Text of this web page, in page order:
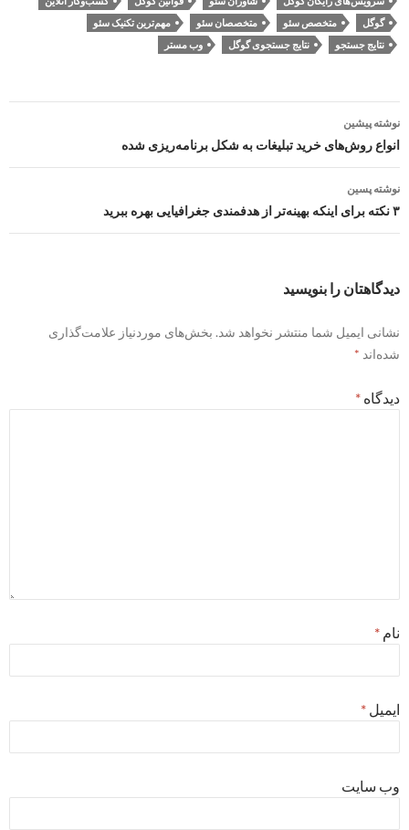
گوگل
متخصص سئو متخصصان سئو
مهم‌ترین تکنیک سئو
نتایج جستجو
نتایج جستجوی گوگل وب مستر
ناوبری
نوشته
نوشته پیشین
انواع روش‌های خرید تبلیغات به شکل برنامه‌ریزی شده
نوشته پسین
۳ نکته برای اینکه بهینه‌تر از هدفمندی جغرافیایی بهره ببرید
دیدگاهتان را بنویسید
نشانی ایمیل شما منتشر نخواهد شد. بخش‌های موردنیاز علامت‌گذاری
شده‌اند *
دیدگاه *
نام *
ایمیل *
وب‌ سایت